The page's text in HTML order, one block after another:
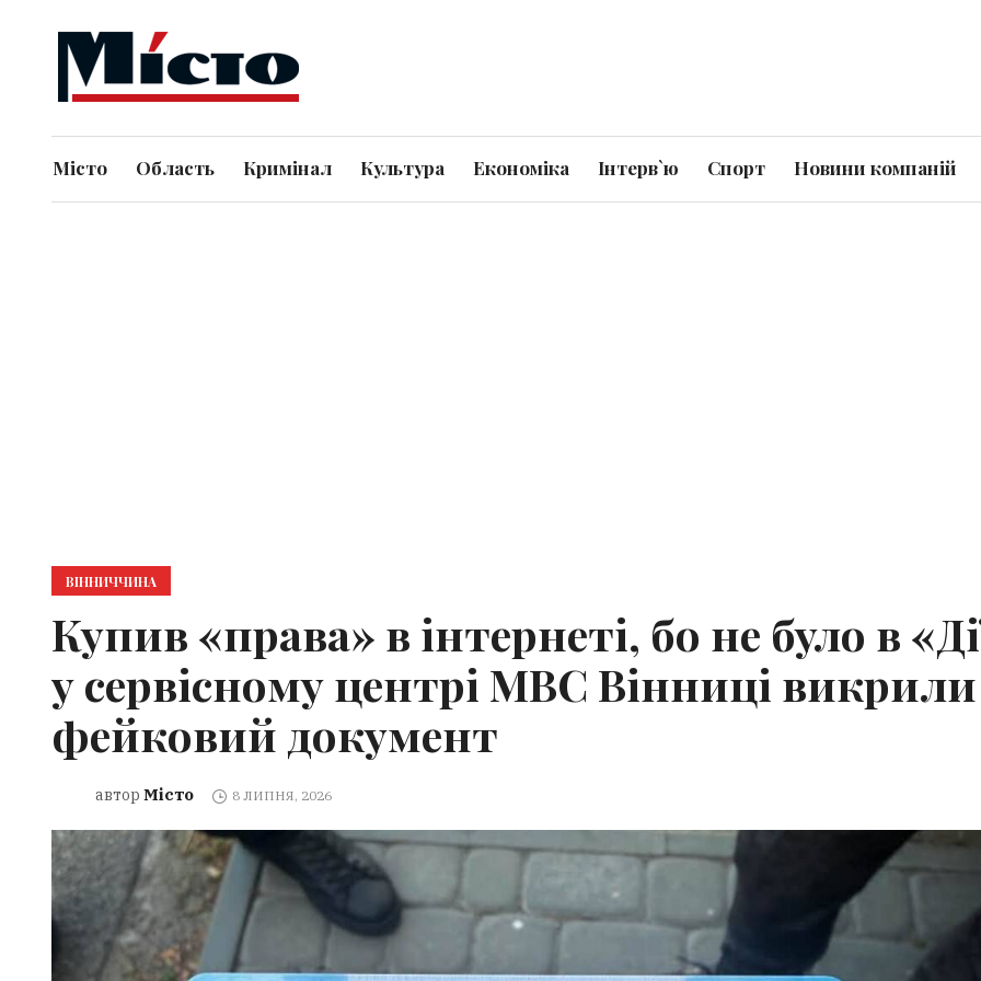
Місто Область Кримінал Культура Економіка Інтерв`ю Спорт Новини компаній
ВІННИЧЧИНА
Купив «права» в інтернеті, бо не було в
у сервісному центрі МВС Вінниці викрили
фейковий документ
автор Місто 8 ЛИПНЯ, 2026